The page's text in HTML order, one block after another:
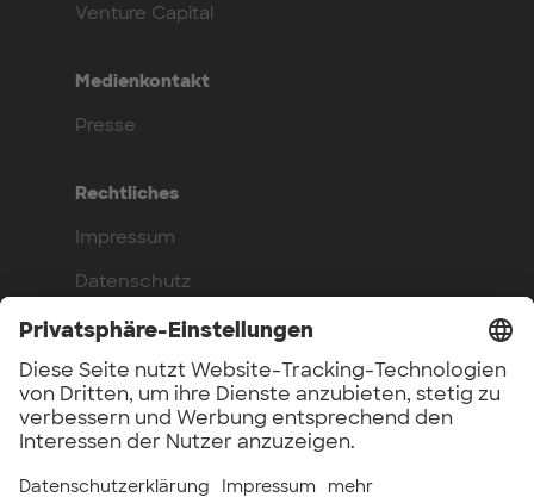
Venture Capital
Medienkontakt
Presse
Rechtliches
Impressum
Datenschutz
Compliance
Arbeite bei uns
Benefits
Offene Stellen